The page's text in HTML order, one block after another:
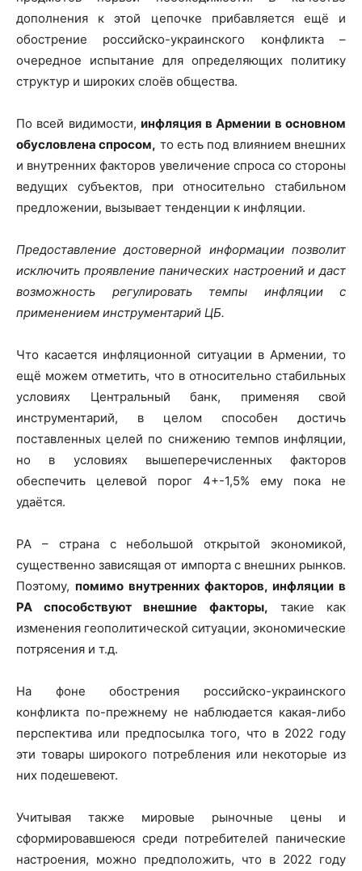
дополнения к этой цепочке прибавляется ещё и
обострение российско-украинского конфликта –
очередное испытание для определяющих политику
структур и широких слоёв общества.
По всей видимости, инфляция в Армении в основном
обусловлена спросом, то есть под влиянием внешних
и внутренних факторов увеличение спроса со стороны
ведущих субъектов, при относительно стабильном
предложении, вызывает тенденции к инфляции.
Предоставление достоверной информации позволит
исключить проявление панических настроений и даст
возможность регулировать темпы инфляции с
применением инструментарий ЦБ.
Что касается инфляционной ситуации в Армении, то
ещё можем отметить, что в относительно стабильных
условиях Центральный банк, применяя свой
инструментарий, в целом способен достичь
поставленных целей по снижению темпов инфляции,
но в условиях вышеперечисленных факторов
обеспечить целевой порог 4+-1,5% ему пока не
удаётся.
РА – страна с небольшой открытой экономикой,
существенно зависящая от импорта с внешних рынков.
Поэтому, помимо внутренних факторов, инфляции в
РА способствуют внешние факторы, такие как
изменения геополитической ситуации, экономические
потрясения и т.д.
На фоне обострения российско-украинского
конфликта по-прежнему не наблюдается какая-либо
перспектива или предпосылка того, что в 2022 году
эти товары широкого потребления или некоторые из
них подешевеют.
Учитывая также мировые рыночные цены и
сформировавшеюся среди потребителей панические
настроения, можно предположить, что в 2022 году